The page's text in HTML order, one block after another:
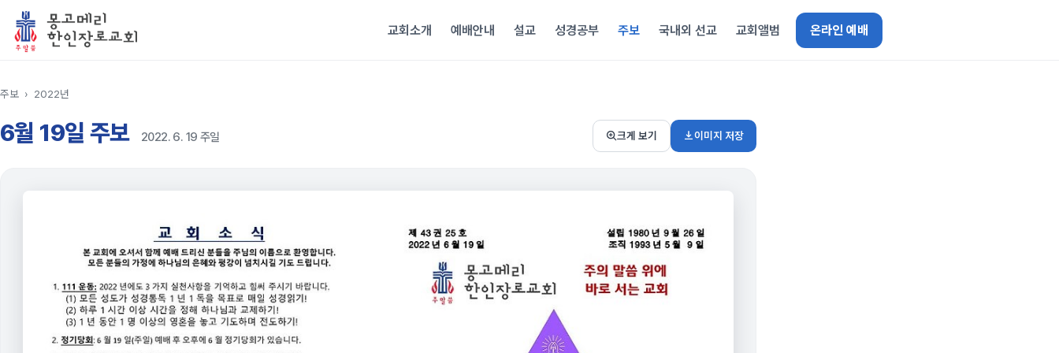
교회소개 예배안내 설교 성경공부 주보 국내외 선교 교회앨범 온라인 예배
주보 › 2022년
6월 19일 주보 2022. 6. 19 주일 크게 보기 이미지 저장